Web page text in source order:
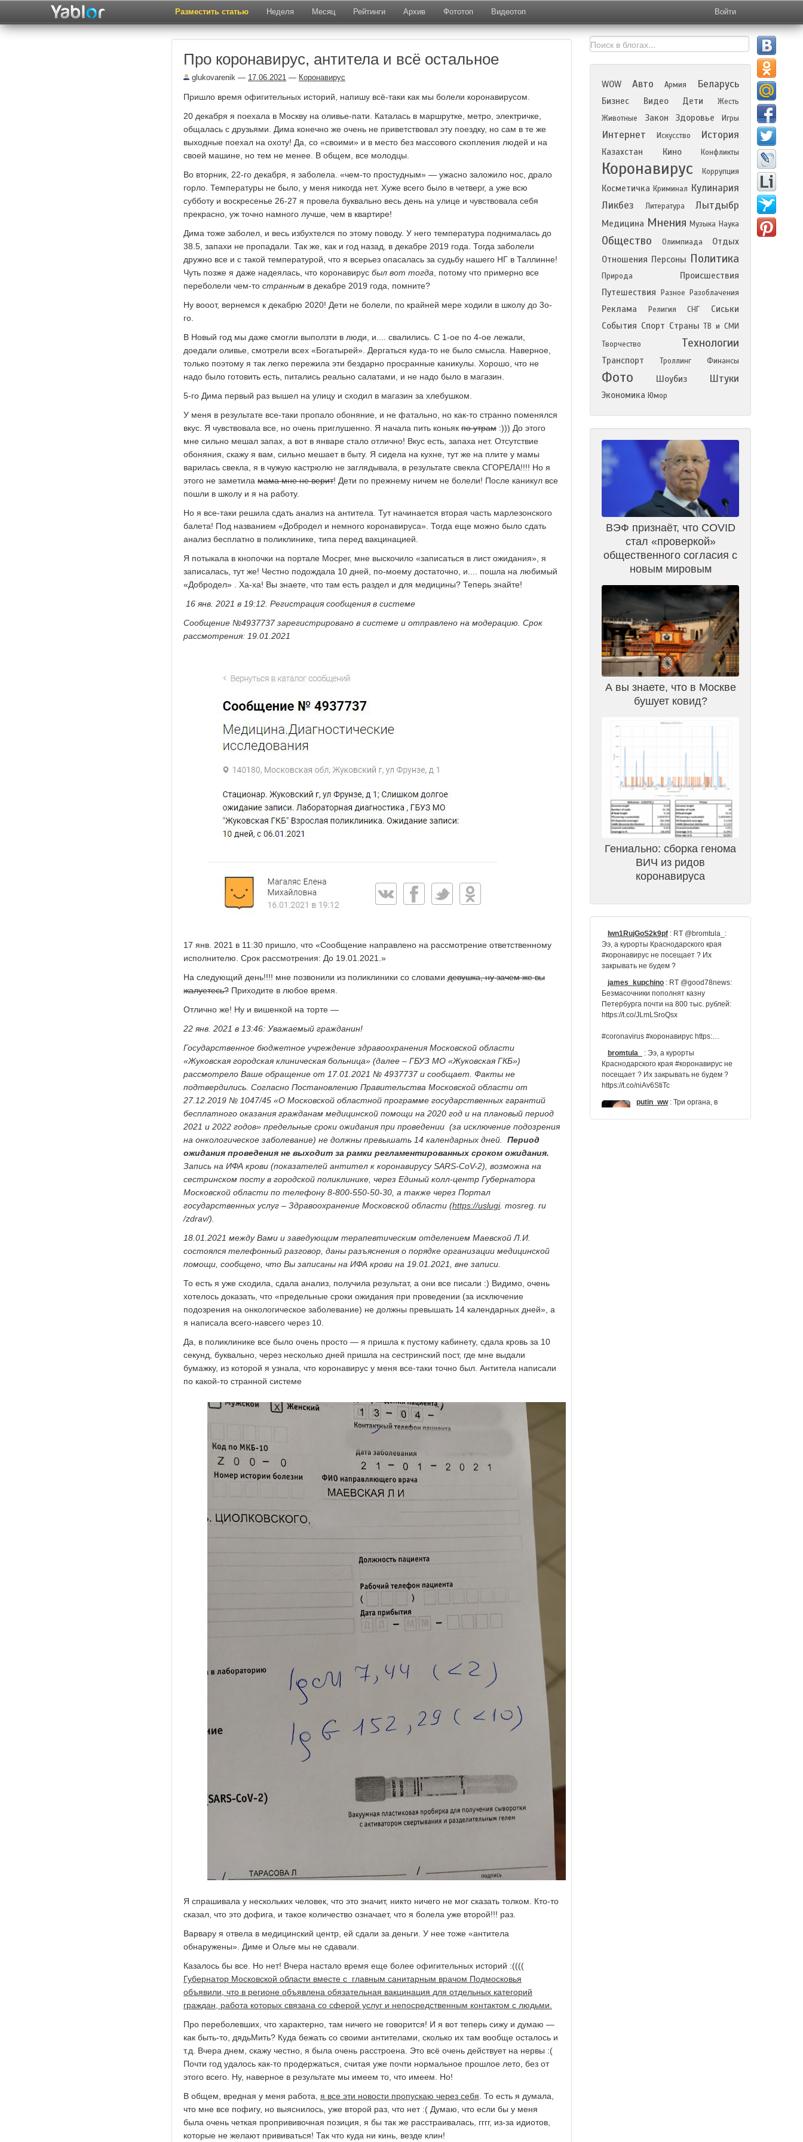
Разместить статью Неделя Месяц Рейтинги Архив Фототоп Видеотоп Войти
Про коронавирус, антитела и всё остальное
glukovarenik — 17.06.2021 — Коронавирус
Пришло время офигительных историй, напишу всё-таки как мы болели коронавирусом.
20 декабря я поехала в Москву на оливье-пати. Каталась в маршрутке, метро, электричке,
общалась с друзьями. Дима конечно же очень не приветствовал эту поездку, но сам в те же
выходные поехал на охоту! Да, со «своими» и в место без массового скопления людей и на
своей машине, но тем не менее. В общем, все молодцы.
Во вторник, 22-го декабря, я заболела. «чем-то простудным» — ужасно заложило нос, драло
горло. Температуры не было, у меня никогда нет. Хуже всего было в четверг, а уже всю
субботу и воскресенье 26-27 я провела буквально весь день на улице и чувствовала себя
прекрасно, уж точно намного лучше, чем в квартире!
Дима тоже заболел, и весь избухтелся по этому поводу. У него температура поднималась до
38.5, запахи не пропадали. Так же, как и год назад, в декабре 2019 года. Тогда заболели
дружно все и с такой температурой, что я всерьез опасалась за судьбу нашего НГ в Таллинне!
Чуть позже я даже надеялась, что коронавирус был вот тогда , потому что примерно все
переболели чем-то странным в декабре 2019 года, помните?
Ну вооот, вернемся к декабрю 2020! Дети не болели, по крайней мере ходили в школу до 3о-
го.
В Новый год мы даже смогли выползти в люди, и.... свалились. С 1-ое по 4-ое лежали,
доедали оливье, смотрели всех «Богатырей». Дергаться куда-то не было смысла. Наверное,
только поэтому я так легко пережила эти бездарно просранные каникулы. Хорошо, что не
надо было готовить есть, питались реально салатами, и не надо было в магазин.
5-го Дима первый раз вышел на улицу и сходил в магазин за хлебушком.
У меня в результате все-таки пропало обоняние, и не фатально, но как-то странно поменялся
вкус. Я чувствовала все, но очень приглушенно. Я начала пить коньяк по утрам :))) До этого
мне сильно мешал запах, а вот в январе стало отлично! Вкус есть, запаха нет. Отсутствие
обоняния, скажу я вам, сильно мешает в быту. Я сидела на кухне, тут же на плите у мамы
варилась свекла, я в чужую кастрюлю не заглядывала, в результате свекла СГОРЕЛА!!!! Но я
этого не заметила мама мне не верит! Дети по прежнему ничем не болели! После каникул все
пошли в школу и я на работу.
Но я все-таки решила сдать анализ на антитела. Тут начинается вторая часть марлезонского
балета! Под названием «Добродел и немного коронавируса». Тогда еще можно было сдать
анализ бесплатно в поликлинике, типа перед вакцинацией.
Я потыкала в кнопочки на портале Мосрег, мне выскочило «записаться в лист ожидания», я
записалась, тут же! Честно подождала 10 дней, по-моему достаточно, и.... пошла на любимый
«Добродел» . Ха-ха! Вы знаете, что там есть раздел и для медицины? Теперь знайте!
16 янв. 2021 в 19:12. Регистрация сообщения в системе
Сообщение №4937737 зарегистрировано в системе и отправлено на модерацию. Срок
рассмотрения: 19.01.2021
17 янв. 2021 в 11:30 пришло, что «Сообщение направлено на рассмотрение ответственному
исполнителю. Срок рассмотрения: До 19.01.2021.»
На следующий день!!!! мне позвонили из поликлиники со словами девушка, ну зачем же вы
жалуетесь? Приходите в любое время.
Отлично же! Ну и вишенкой на торте —
22 янв. 2021 в 13:46: Уважаемый гражданин!
Государственное бюджетное учреждение здравоохранения Московской области
«Жуковская городская клиническая больница» (далее – ГБУЗ МО «Жуковская ГКБ»)
рассмотрело Ваше обращение от 17.01.2021 № 4937737 и сообщает. Факты не
подтвердились. Согласно Постановлению Правительства Московской области от
27.12.2019 № 1047/45 «О Московской областной программе государственных гарантий
бесплатного оказания гражданам медицинской помощи на 2020 год и на плановый период
2021 и 2022 годов» предельные сроки ожидания при проведении (за исключение подозрения
на онкологическое заболевание) не должны превышать 14 календарных дней. Период
ожидания проведения не выходит за рамки регламентированных сроком ожидания.
Запись на ИФА крови (показателей антител к коронавирусу SARS-CoV-2), возможна на
сестринском посту в городской поликлинике, через Единый колл-центр Губернатора
Московской области по телефону 8-800-550-50-30, а также через Портал
государственных услуг – Здравоохранение Московской области (https://uslugi. mosreg. ru
/zdrav/).
18.01.2021 между Вами и заведующим терапевтическим отделением Маевской Л.И.
состоялся телефонный разговор, даны разъяснения о порядке организации медицинской
помощи, сообщено, что Вы записаны на ИФА крови на 19.01.2021, вне записи.
То есть я уже сходила, сдала анализ, получила результат, а они все писали :) Видимо, очень
хотелось доказать, что «предельные сроки ожидания при проведении (за исключение
подозрения на онкологическое заболевание) не должны превышать 14 календарных дней», а
я написала всего-навсего через 10.
Да, в поликлинике все было очень просто — я пришла к пустому кабинету, сдала кровь за 10
секунд, буквально, через несколько дней пришла на сестринский пост, где мне выдали
бумажку, из которой я узнала, что коронавирус у меня все-таки точно был. Антитела написали
по какой-то странной системе
Я спрашивала у нескольких человек, что это значит, никто ничего не мог сказать толком. Кто-то
сказал, что это дофига, и такое количество означает, что я болела уже второй!!! раз.
Варвару я отвела в медицинский центр, ей сдали за деньги. У нее тоже «антитела
обнаружены». Диме и Ольге мы не сдавали.
Казалось бы все. Но нет! Вчера настало время еще более офигительных историй :((((
Губернатор Московской области вместе с главным санитарным врачом Подмосковья
объявили, что в регионе объявлена обязательная вакцинация для отдельных категорий
граждан, работа которых связана со сферой услуг и непосредственным контактом с людьми.
Про переболевших, что характерно, там ничего не говорится! И я вот теперь сижу и думаю —
как быть-то, дядьМить? Куда бежать со своими антителами, сколько их там вообще осталось и
т.д. Вчера днем, скажу честно, я была очень расстроена. Это всё очень действует на нервы :(
Почти год удалось как-то продержаться, считая уже почти нормальное прошлое лето, без от
этого всего. Ну, наверное в результате мы имеем то, что имеем. Но!
В общем, вредная у меня работа, я все эти новости пропускаю через себя . То есть я думала,
что мне все пофигу, но выяснилось, уже второй раз, что нет :( Думаю, что если бы у меня
была очень четкая пропрививочная позиция, я бы так же расстраивалась, гггг, из-за идиотов,
которые не желают прививаться! Так что куда ни кинь, везде клин!
WOW Авто Армия Беларусь
Бизнес Видео Дети
Жесть
Животные
Закон Здоровье Игры
Интернет Искусство История
Казахстан Кино Конфликты
Коронавирус Коррупция
Косметичка Криминал Кулинария
Ликбез
Литература Лытдыбр
Медицина Мнения Музыка Наука
Общество Олимпиада
Отдых
Отношения Персоны Политика
Природа
Происшествия
Путешествия
Разное Разоблачения
Реклама Религия СНГ
Сиськи
События Спорт Страны ТВ и СМИ
Творчество
Технологии
Транспорт Троллинг Финансы
Фото Шоубиз Штуки
Экономика Юмор
ВЭФ признаёт, что COVID
стал «проверкой»
общественного согласия с
новым мировым
А вы знаете, что в Москве
бушует ковид?
Гениально: сборка генома
ВИЧ из ридов
коронавируса
Iwn1RujGoS2k9pf : RT @bromtula_:
Ээ, а курорты Краснодарского края
#коронавирус не посещает ? Их
закрывать не будем ?
james_kupchino : RT @good78news:
Безмасочники пополнят казну
Петербурга почти на 800 тыс. рублей:
https://t.co/JLmLSroQsx
#coronavirus #коронавирус https:…
bromtula_
: Ээ, а курорты
Краснодарского края #коронавирус не
посещает ? Их закрывать не будем ?
https://t.co/niAv6StiTc
putin_ww: Три органа, в